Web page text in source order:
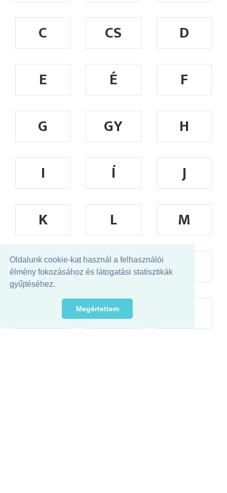
Oldalunk cookie-kat használ a felhasználói
élmény fokozásához és látogatási statisztikák
gyűjtéséhez.
Megértettem
C
CS
D
E
É
F
G
GY
H
I
Í
J
K
L
M
N
NY
Ö